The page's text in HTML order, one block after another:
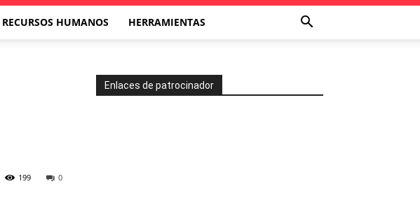
RECURSOS HUMANOS HERRAMIENTAS
0
199
Enlaces de patrocinador